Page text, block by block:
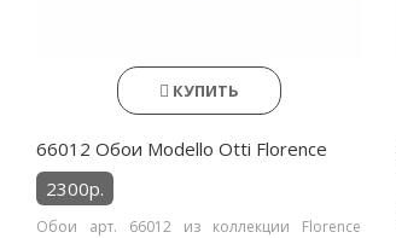
КУПИТЬ
66012 Обои Modello Otti Florence
2300р.
Обои арт. 66012 из коллекции Florence